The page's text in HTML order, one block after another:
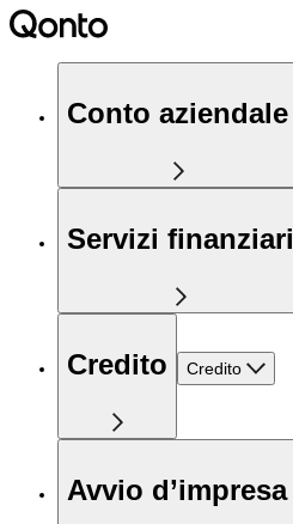
Conto aziendale
Servizi finanziari
Credito Credito
Avvio d’impresa